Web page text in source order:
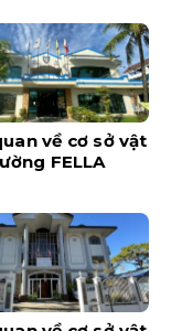
về cơ sở vật
FELLA